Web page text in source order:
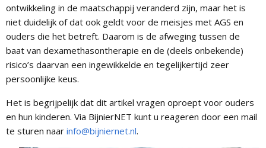
ontwikkeling in de maatschappij veranderd zijn, maar het is
niet duidelijk of dat ook geldt voor de meisjes met AGS en
ouders die het betreft. Daarom is de afweging tussen de
baat van dexamethasontherapie en de (deels onbekende)
risico’s daarvan een ingewikkelde en tegelijkertijd zeer
persoonlijke keus.
Het is begrijpelijk dat dit artikel vragen oproept voor ouders
en hun kinderen. Via BijnierNET kunt u reageren door een mail
te sturen naar info@bijniernet.nl.